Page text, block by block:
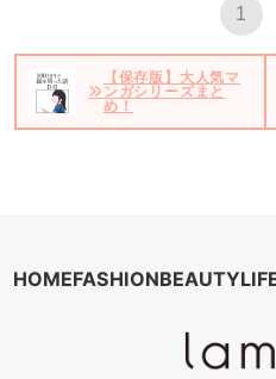
1
【保存版】大人気マ
ンガシリーズまと
め！
HOMEFASHIONBEAUTY